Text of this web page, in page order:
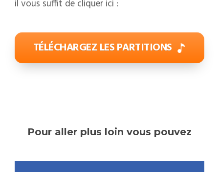
il vous suffit de cliquer ici :
TÉLÉCHARGEZ LES PARTITIONS
Pour aller plus loin vous pouvez